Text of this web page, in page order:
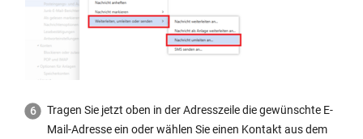
Tragen Sie jetzt oben in der Adresszeile die gewünschte E-
Mail-Adresse ein oder wählen Sie einen Kontakt aus dem